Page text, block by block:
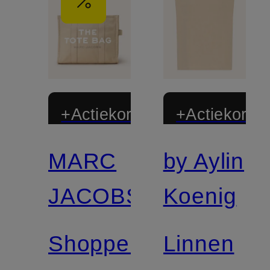
+Actiekorting
MARC
JACOBS
Shopper
by Aylin
Koenig
Linnen